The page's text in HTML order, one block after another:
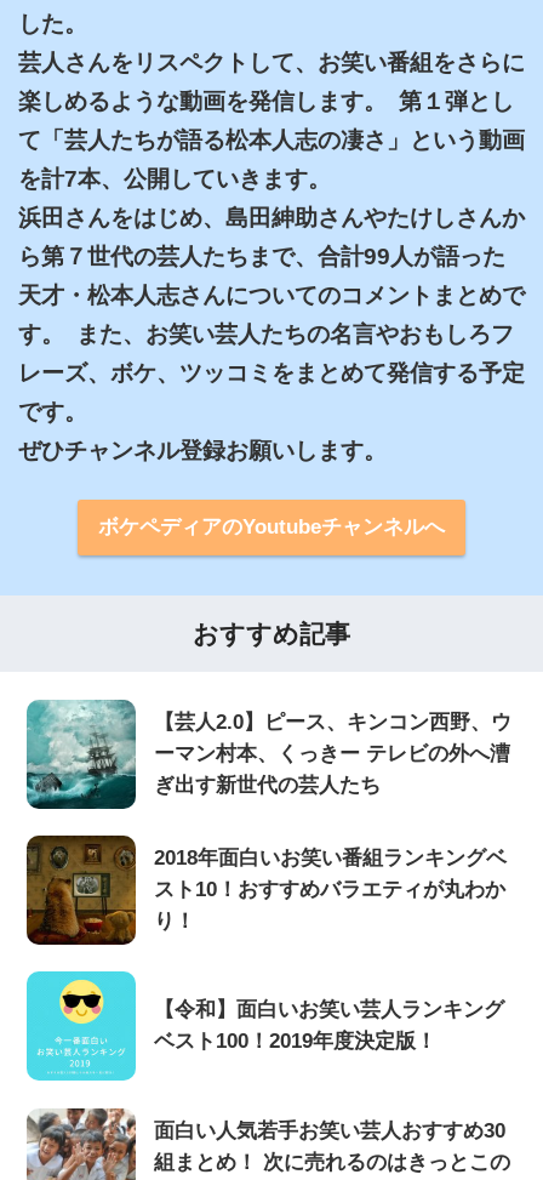
した。
芸人さんをリスペクトして、お笑い番組をさらに
楽しめるような動画を発信します。  第１弾とし
て「芸人たちが語る松本人志の凄さ」という動画
を計7本、公開していきます。
浜田さんをはじめ、島田紳助さんやたけしさんか
ら第７世代の芸人たちまで、合計99人が語った
天才・松本人志さんについてのコメントまとめで
す。  また、お笑い芸人たちの名言やおもしろフ
レーズ、ボケ、ツッコミをまとめて発信する予定
です。
ぜひチャンネル登録お願いします。
ボケペディアのYoutubeチャンネルへ
おすすめ記事
【芸人2.0】ピース、キンコン西野、ウ
ーマン村本、くっきー テレビの外へ漕
ぎ出す新世代の芸人たち
2018年面白いお笑い番組ランキングベ
スト10！おすすめバラエティが丸わか
り！
【令和】面白いお笑い芸人ランキング
ベスト100！2019年度決定版！
面白い人気若手お笑い芸人おすすめ30
組まとめ！ 次に売れるのはきっとこの